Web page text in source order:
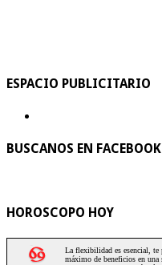
ESPACIO PUBLICITARIO
BUSCANOS EN FACEBOOK
HOROSCOPO HOY